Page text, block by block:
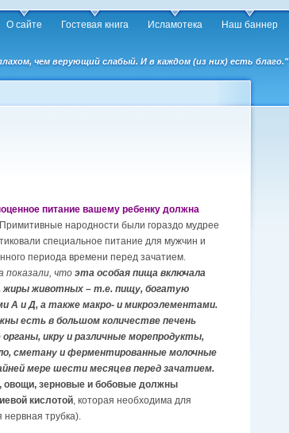
чем верующий слабый. И в каждом (из них) есть благо."
О сайте Гостевая книга Исламотека Наш баннер
питание вашему ребенку должна
Примитивные народности были гораздо мудрее
специальное питание для мужчин и
периода времени перед зачатием.
показали, что эта особая пища включала
жиры животных – т.е. пищу, богатую
А и Д, а также макро- и микроэлементами.
есть в большом количестве печень
икру и различные морепродукты,
сметану и ферментированные молочные
мере шести месяцев перед зачатием.
овощи, зерновые и бобовые должны
кислотой , которая необходима для
трубка).